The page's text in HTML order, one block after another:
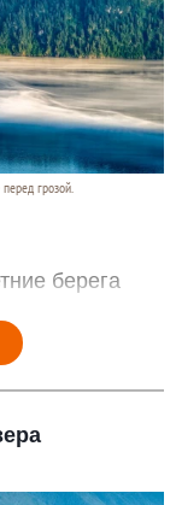
грозой.
берега